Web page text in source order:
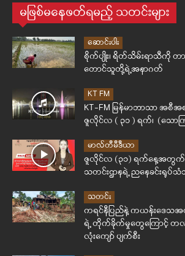
မဖြစ်မနေဖတ်ရမည့် သတင်းများ
ဆောင်းပါး
စိုက်ပျိုး၊ ရိတ်သိမ်းရာသီကို တ
တောင်သူတို့ရဲ့အနာဂတ်
KT FM
KT-FM မြန်မာဘာသာ အစီအ
ဇူလိုင်လ ( ၃၁ ) ရက်၊ (သောက
မာလ်တီမီဒီယာ
ဇူလိုင်လ (၃၁) ရက်နေ့အတွက်
သတင်းဌာနရဲ့ ညနေခင်းရုပ်
သတင်း
ကရင်နီပြည်နဲ့ ကယန်းဒေသ
ရဲ့ တိုက်ခိုက်မှုတွေကြောင့် တ
လုံးကျော် ပျက်စီး